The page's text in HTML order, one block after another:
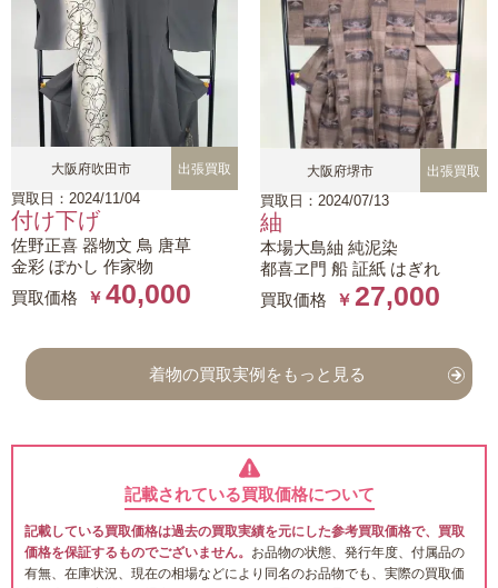
大阪府吹田市 出張買取
買取日：2024/11/04
付け下げ
佐野正喜 器物文 鳥 唐草
金彩 ぼかし 作家物
買取価格
￥ 40,000
大阪府堺市 出張買取
買取日：2024/07/13
紬
本場大島紬 純泥染
都喜ヱ門 船 証紙 はぎれ
買取価格
￥ 27,000
着物の買取実例をもっと見る
記載されている買取価格について
記載している買取価格は過去の買取実績を元にした参考買取価格で、買取
価格を保証するものでございません。 お品物の状態、発行年度、付属品の
有無、在庫状況、現在の相場などにより同名のお品物でも、実際の買取価